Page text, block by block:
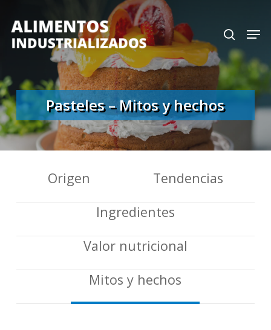
main
search
Pasteles – Mitos y hechos
Origen
Tendencias
Ingredientes
Valor nutricional
Mitos y hechos
Close
Menu